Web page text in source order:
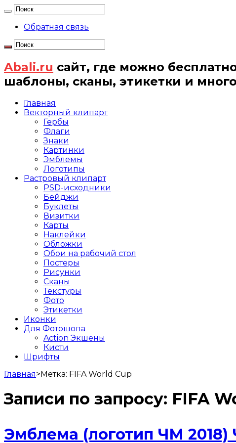
Обратная связь
Abali.ru сайт, где можно
шаблоны, сканы, этикетки и
Главная
Векторный клипарт
Гербы
Флаги
Знаки
Картинки
Эмблемы
Логотипы
Растровый клипарт
PSD-исходники
Бейджи
Буклеты
Визитки
Карты
Наклейки
Обложки
Обои на рабочий стол
Постеры
Рисунки
Сканы
Текстуры
Фото
Этикетки
Иконки
Для Фотошопа
Action Экшены
Кисти
Шрифты
Главная>Метка: FIFA World Cup
Записи по запросу: FIFA
Эмблема (логотип ЧМ 2018)